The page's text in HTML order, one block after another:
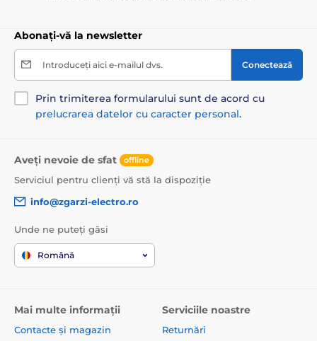
Abonați-vă la newsletter
Introduceți aici e-mailul dvs. Conectează
Prin trimiterea formularului sunt de acord cu
prelucrarea datelor cu caracter personal.
Aveți nevoie de sfat offline
Serviciul pentru clienți vă stă la dispoziție
info@zgarzi-electro.ro
Unde ne puteți găsi
Română
Mai multe informații
Contacte și magazin
Serviciile noastre
Returnări